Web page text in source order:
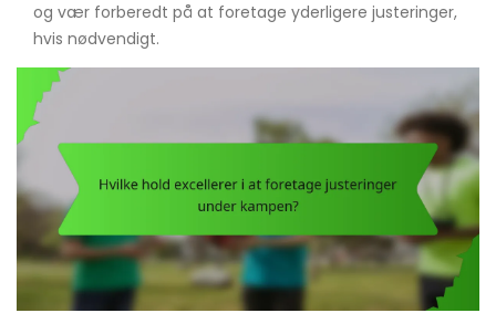
og vær forberedt på at foretage yderligere justeringer,
hvis nødvendigt.